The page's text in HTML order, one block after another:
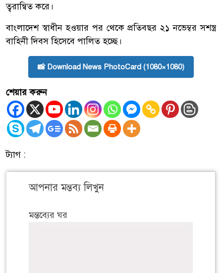
ত্বরান্বিত করে।
বাংলাদেশ স্বাধীন হওয়ার পর থেকে প্রতিবছর ২১ নভেম্বর সশস্ত্র
বাহিনী দিবস হিসেবে পালিত হচ্ছে।
📸 Download News PhotoCard (1080×1080)
শেয়ার করুন
ট্যাগ :
আপনার মন্তব্য লিখুন
মন্তব্যের ঘর